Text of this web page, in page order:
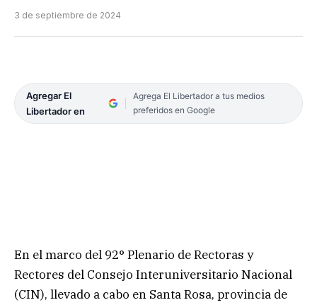
3 de septiembre de 2024
Agregar El
Libertador en
Agrega El Libertador a tus medios
preferidos en Google
En el marco del 92° Plenario de Rectoras y
Rectores del Consejo Interuniversitario Nacional
(CIN), llevado a cabo en Santa Rosa, provincia de